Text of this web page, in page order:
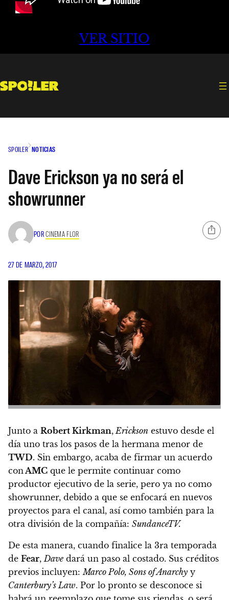
VER SITIO
SPOILER NOTICIAS
Dave Erickson ya no será el
showrunner
PORCINEMA FLOR
27 DE MARZO, 2017
Junto a Robert Kirkman,Erickson estuvo desde el
día uno tras los pasos de la hermana menor de
TWD. Sin embargo, acaba de firmar un acuerdo
conAMC que le permite continuar como
productor ejecutivo de la serie, pero ya no como
showrunner, debido a que se enfocará en nuevos
proyectos para el canal, así como también para la
otra división de la compañía: SundanceTV.
De esta manera, cuando finalice la 3ra temporada
de Fear,Dave dará un paso al costado. Sus créditos
previos incluyen:Marco Polo, Sons of Anarchy y
Canterbury’s Law. Por lo pronto se desconoce si